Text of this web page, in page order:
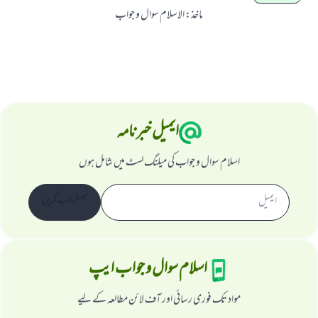
ماخذ:الاسلام سوال و جواب
ایمیل خبرنامہ
اسلام سوال و جواب کی میلنگ لسٹ میں شامل ہوں
اسلام سوال و جواب ایپ
مواد تک فوری رسائی اور آف لائن مطالعہ کے لیے